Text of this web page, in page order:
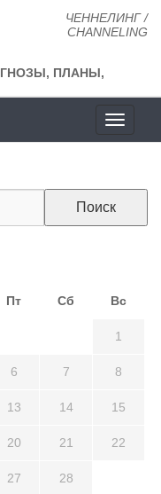
ЧЕННЕЛИНГ /
CHANNELING
ПЛАНЫ,
сайта
Пт Сб Вс
1
6 7 8
13 14 15
20 21 22
27 28